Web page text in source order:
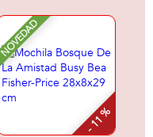
- 11 %